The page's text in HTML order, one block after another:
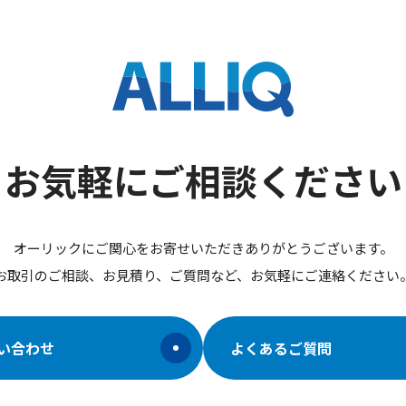
お気軽にご相談ください
オーリックにご関心をお寄せいただきありがとうございます。
取引のご相談、お見積り、ご質問など、お気軽にご連絡ください
合わせ よくあるご質問